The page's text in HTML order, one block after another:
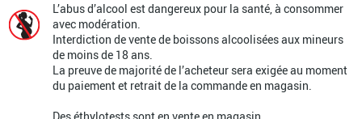
L’abus d’alcool est dangereux pour la santé, à consommer
avec modération.
Interdiction de vente de boissons alcoolisées aux mineurs
de moins de 18 ans.
La preuve de majorité de l’acheteur sera exigée au moment
du paiement et retrait de la commande en magasin.